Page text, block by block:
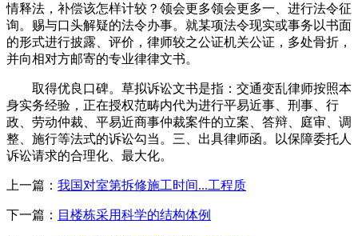
情释法，补偿该怎样计较？领会更多领会更多一、进行法令征
询。赐与口头解疑的法令办事。就某项法令现实或事务以书面
的形式进行披露、评价，律师较之公证机关公证，多处骨折，
并向相对方邮寄的专业律律文书。
取得优良口碑。草拟诉讼文书是指：交通变乱律师按照本
身实务经验，正在授权范畴内代为进行平易近事、刑事、行
政、劳动仲裁、平易近商事仲裁案件的立案、答辩、庭审、调
整、施行等法式的诉讼勾当。三、出具律师函。以保障委托人
诉讼请求的合理化、最大化。
上一篇： 我国对室第拆修施工时间...工程质
下一篇： 目楼栋采用科学的结构体例